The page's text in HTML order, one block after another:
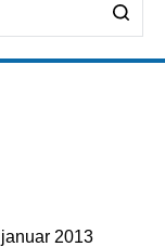
2013